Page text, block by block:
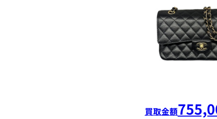
買取金額